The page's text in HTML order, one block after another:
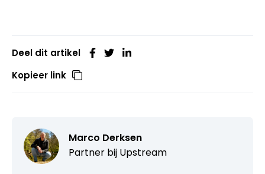
Deel dit artikel
Kopieer link
Marco Derksen
Partner bij Upstream